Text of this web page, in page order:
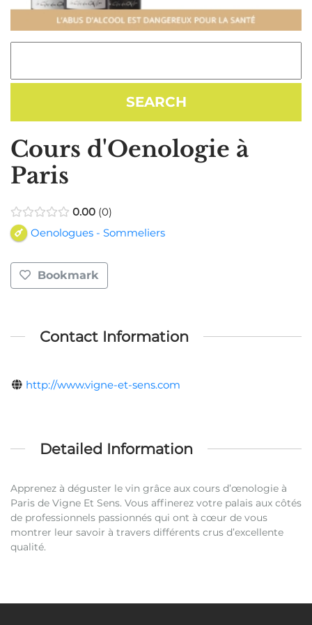
Cours d'Oenologie à
Paris
0.00 0
Oenologues - Sommeliers
Bookmark
Contact Information
http://www.vigne-et-sens.com
Detailed Information
Apprenez à déguster le vin grâce aux cours d’œnologie à
Paris de Vigne Et Sens. Vous affinerez votre palais aux côtés
de professionnels passionnés qui ont à cœur de vous
montrer leur savoir à travers différents crus d’excellente
qualité.